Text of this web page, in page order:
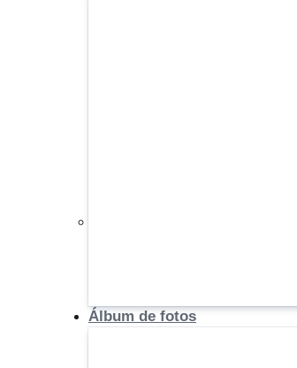
Álbum de fotos